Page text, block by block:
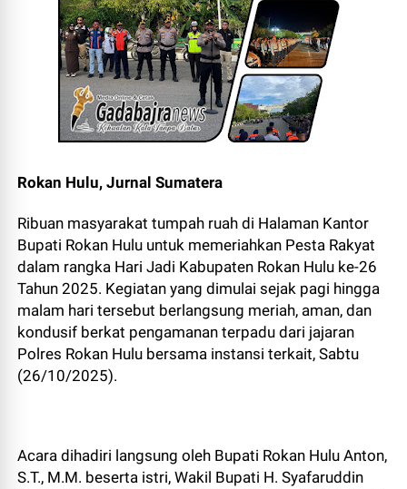
Rokan Hulu, Jurnal Sumatera
Ribuan masyarakat tumpah ruah di Halaman Kantor
Bupati Rokan Hulu untuk memeriahkan Pesta Rakyat
dalam rangka Hari Jadi Kabupaten Rokan Hulu ke-26
Tahun 2025. Kegiatan yang dimulai sejak pagi hingga
malam hari tersebut berlangsung meriah, aman, dan
kondusif berkat pengamanan terpadu dari jajaran
Polres Rokan Hulu bersama instansi terkait, Sabtu
(26/10/2025).
Acara dihadiri langsung oleh Bupati Rokan Hulu Anton,
S.T., M.M. beserta istri, Wakil Bupati H. Syafaruddin